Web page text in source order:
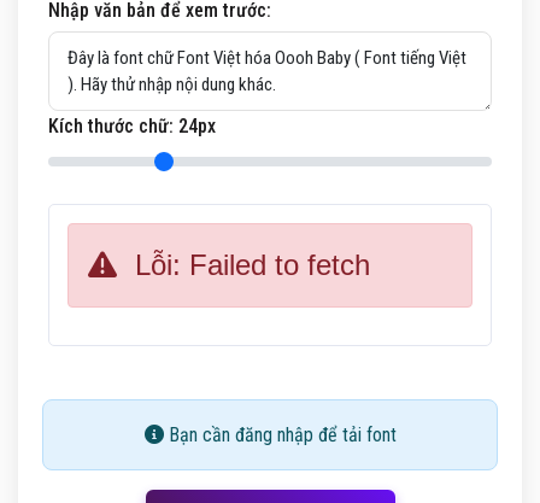
Nhập văn bản để xem trước:
Kích thước chữ: 24px
Lỗi: Failed to fetch
Bạn cần đăng nhập để tải font